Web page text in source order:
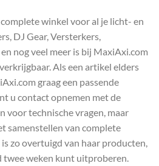
winkel voor al je licht- en
DJ Gear, Versterkers,
nog veel meer is bij MaxiAxi.com
Als een artikel elders
graag een passende
u contact opnemen met de
voor technische vragen, maar
samenstellen van complete
zo overtuigd van haar producten,
weken kunt uitproberen.